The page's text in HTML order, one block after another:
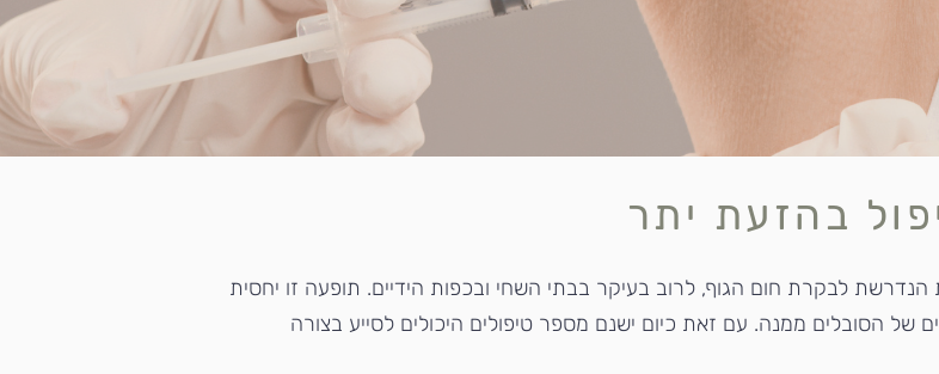
בהזעת יתר
לבקרת חום הגוף, לרוב בעיקר בבתי השחי ובכפות הידיים. תופעה זו יחסית
של הסובלים ממנה. עם זאת כיום ישנם מספר טיפולים היכולים לסייע בצורה